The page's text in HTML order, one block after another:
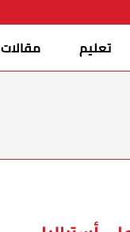
تعليم مقالات